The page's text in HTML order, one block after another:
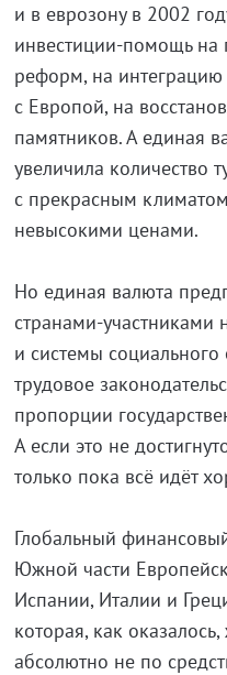
и в еврозону в 2002
инвестиции-помощь на
реформ, на
с Европой, на
памятников. А единая
увеличила количество
с прекрасным
невысокими ценами.
Но единая валюта
странами-участниками
и системы
трудовое
пропорции
А если это не
только пока всё идёт
Глобальный
Южной части
Испании, Италии и
которая, как
абсолютно не по